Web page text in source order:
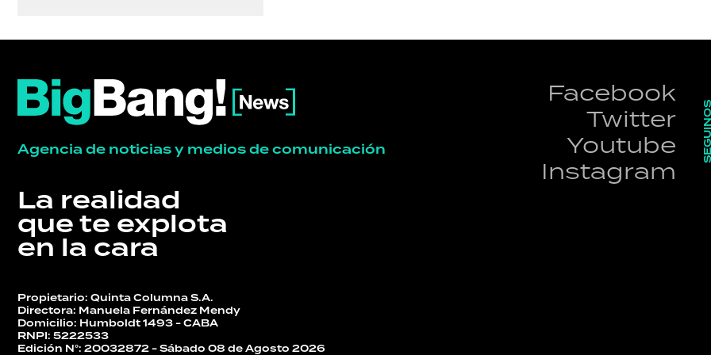
Agencia de noticias y medios de comunicación
La realidad
que te explota
en la cara
Facebook
Twitter
Youtube
Instagram
Propietario: Quinta Columna S.A.
Directora: Manuela Fernández Mendy
Domicilio: Humboldt 1493 - CABA
RNPI: 5222533
Edición N°: 20032872 - Sábado 08 de Agosto 2026